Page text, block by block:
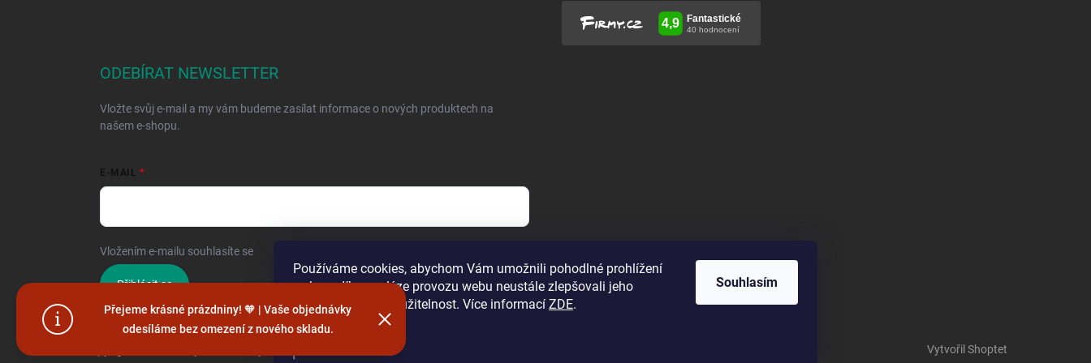
Používáme cookies, abychom Vám umožnili pohodlné prohlížení
webu a díky analýze provozu webu neustále zlepšovali jeho
funkce, výkon a použitelnost. Více informací ZDE.
Souhlasím
Přejeme krásné prázdniny! 🧡 | Vaše objednávky
odesíláme bez omezení z nového skladu.
ODEBÍRAT NEWSLETTER
Vložte svůj e-mail a my vám budeme zasílat informace o nových produktech na
našem e-shopu.
E-MAIL
Vložením e-mailu souhlasíte se
Přihlásit se
Vytvořil Shoptet
. Všechna práva vyhrazena.